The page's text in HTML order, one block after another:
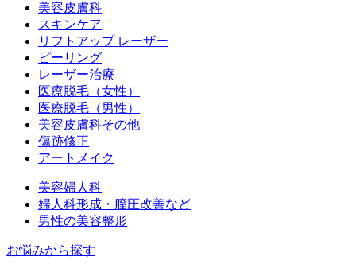
美容皮膚科
スキンケア
リフトアップ レーザー
ピーリング
レーザー治療
医療脱毛（女性）
医療脱毛（男性）
美容皮膚科その他
傷跡修正
アートメイク
美容婦人科
婦人科形成・膣圧改善など
男性の美容整形
お悩みから探す